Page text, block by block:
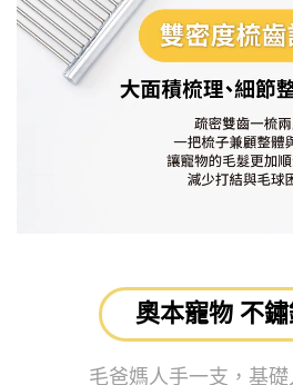
奧本寵物 不
毛爸媽人手一支，基